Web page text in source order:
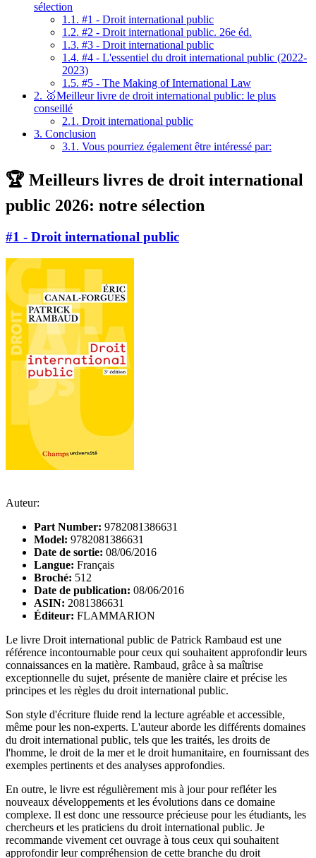
sélection
1.1. #1 - Droit international public
1.2. #2 - Droit international public. 26e éd.
1.3. #3 - Droit international public
1.4. #4 - L'essentiel du droit international public (2022-
2023)
1.5. #5 - The Making of International Law
2. 🥇Meilleur livre de droit international public: le plus
conseillé
2.1. Droit international public
3. Conclusion
3.1. Vous pourriez également être intéressé par:
🏆 Meilleurs livres de droit international
public 2026: notre sélection
#1 - Droit international public
Auteur:
Part Number: 9782081386631
Model: 9782081386631
Date de sortie: 08/06/2016
Langue: Français
Broché: 512
Date de publication: 08/06/2016
ASIN: 2081386631
Éditeur: FLAMMARION
Le livre Droit international public de Patrick Rambaud est une
référence incontournable pour ceux qui souhaitent approfondir leurs
connaissances en la matière. Rambaud, grâce à sa maîtrise
exceptionnelle du sujet, présente de manière claire et précise les
principes et les règles du droit international public.
Son style d'écriture fluide rend la lecture agréable et accessible,
même pour les non-experts. L'auteur aborde les différents domaines
du droit international public, tels que les traités, les droits de
l'homme, le droit de la mer et le droit humanitaire, en fournissant des
exemples pertinents et des analyses approfondies.
En outre, le livre est régulièrement mis à jour pour refléter les
nouveaux développements et les évolutions dans ce domaine
complexe. Il est donc une ressource précieuse pour les étudiants, les
chercheurs et les praticiens du droit international public. Je
recommande vivement cet ouvrage à tous ceux qui souhaitent
approfondir leur compréhension de cette branche du droit